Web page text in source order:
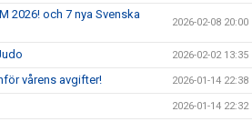
2026! och 7 nya Svenska
2026-02-08 20:00
2026-02-02 13:35
vårens avgifter! 2026-01-14 22:38
2026-01-14 22:32